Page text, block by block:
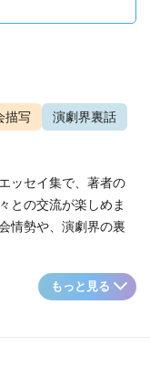
描写
演劇界裏話
ッセイ集で、著者の
との交流が楽しめま
情勢や、演劇界の裏
もっと見る